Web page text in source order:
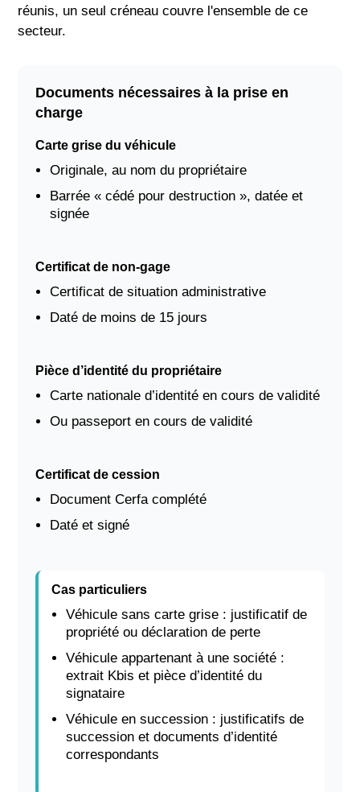
réunis, un seul créneau couvre l'ensemble de ce
secteur.
Documents nécessaires à la prise en
charge
Carte grise du véhicule
Originale, au nom du propriétaire
Barrée « cédé pour destruction », datée et
signée
Certificat de non-gage
Certificat de situation administrative
Daté de moins de 15 jours
Pièce d’identité du propriétaire
Carte nationale d’identité en cours de validité
Ou passeport en cours de validité
Certificat de cession
Document Cerfa complété
Daté et signé
Cas particuliers
Véhicule sans carte grise : justificatif de
propriété ou déclaration de perte
Véhicule appartenant à une société :
extrait Kbis et pièce d’identité du
signataire
Véhicule en succession : justificatifs de
succession et documents d’identité
correspondants